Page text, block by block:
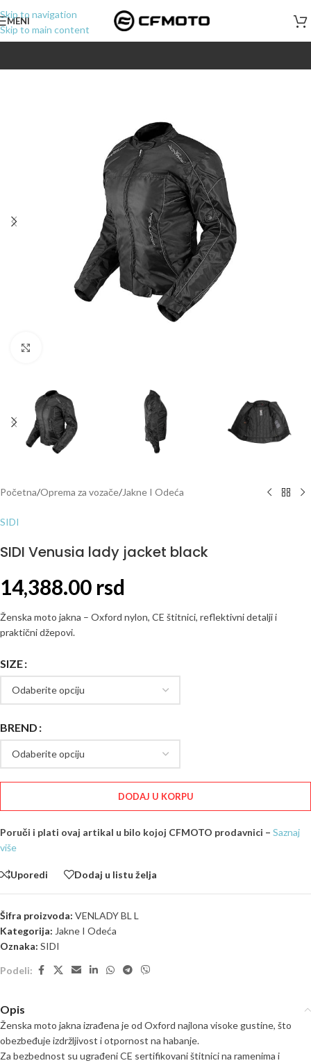
Skip to navigation
Skip to main content
MENI
Početna/Oprema za vozače/Jakne I Odeća
SIDI
SIDI Venusia lady jacket black
14,388.00 rsd
Ženska moto jakna – Oxford nylon, CE štitnici, reflektivni detalji i
praktični džepovi.
SIZE
BREND
DODAJ U KORPU
Poruči i plati ovaj artikal u bilo kojoj CFMOTO prodavnici – Saznaj
više
Uporedi Dodaj u listu želja
Šifra proizvoda: VENLADY BL L
Kategorija: Jakne I Odeća
Oznaka: SIDI
Podeli:
Opis
Ženska moto jakna izrađena je od Oxford najlona visoke gustine, što
obezbeđuje izdržljivost i otpornost na habanje.
Za bezbednost su ugrađeni CE sertifikovani štitnici na ramenima i